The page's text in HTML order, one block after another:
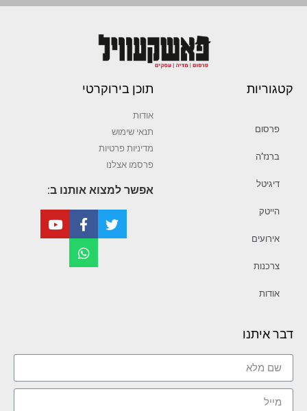
קטגוריות
פרסום
ברנז’ה
דיגיטל
הייטק
אירועים
צרכנות
אודות
תוכן בירוקרטי
אודות
תנאי שימוש
מדיניות פרטיות
פרסמו אצלנו
אפשר למצוא אותנו ב:
דבר איתנו